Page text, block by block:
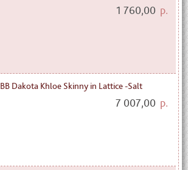
1 760,00 р.
BB Dakota Khloe Skinny in Lattice -Salt
7 007,00 р.